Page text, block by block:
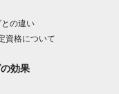
の違い
資格について
効果